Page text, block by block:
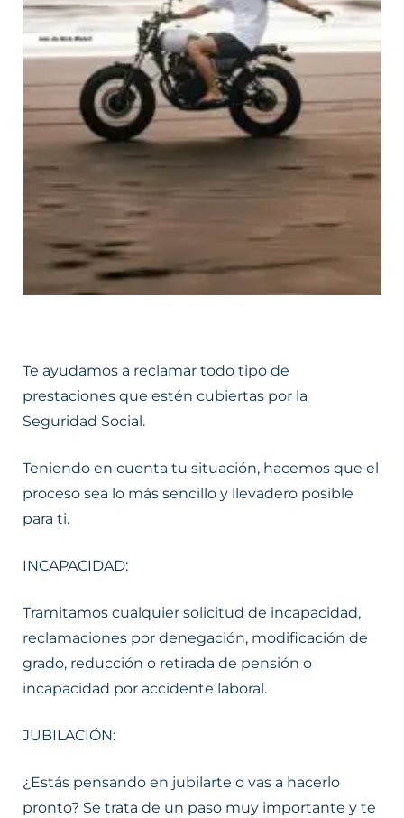
Te ayudamos a reclamar todo tipo de
prestaciones que estén cubiertas por la
Seguridad Social.
Teniendo en cuenta tu situación, hacemos que el
proceso sea lo más sencillo y llevadero posible
para ti.
INCAPACIDAD:
Tramitamos cualquier solicitud de incapacidad,
reclamaciones por denegación, modificación de
grado, reducción o retirada de pensión o
incapacidad por accidente laboral.
JUBILACIÓN:
¿Estás pensando en jubilarte o vas a hacerlo
pronto? Se trata de un paso muy importante y te